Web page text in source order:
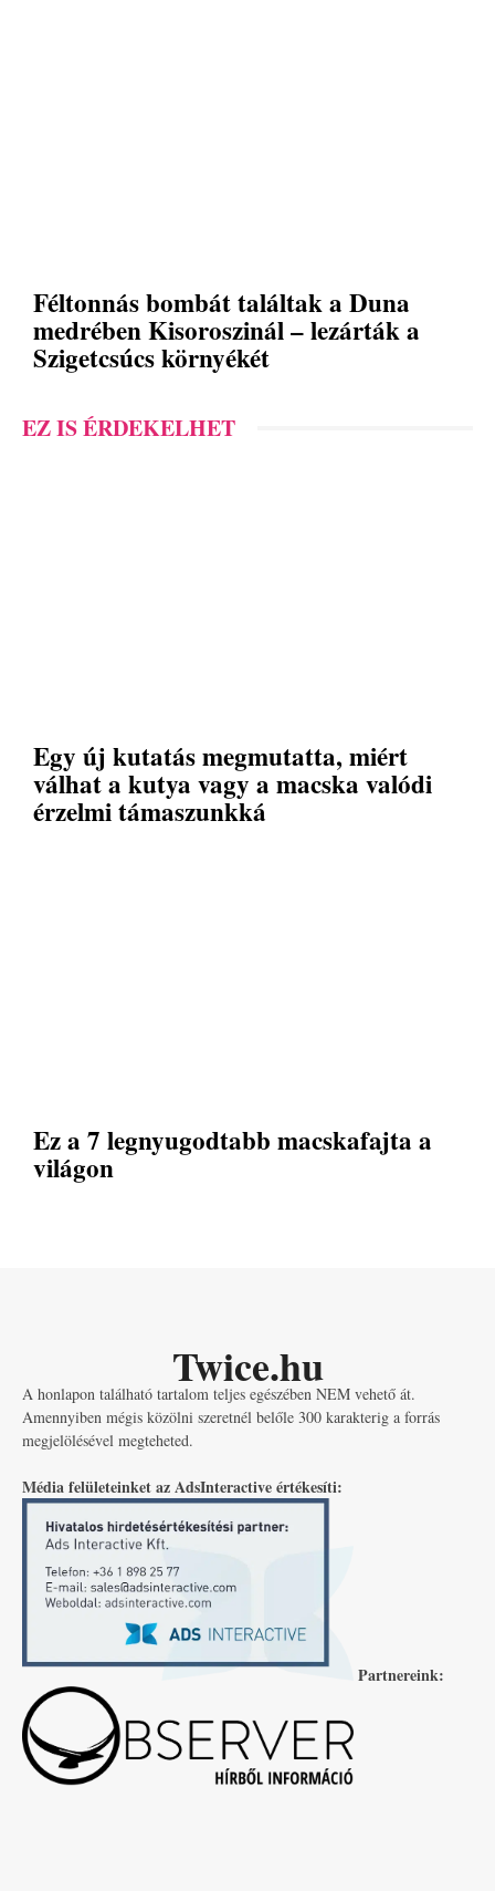
Féltonnás bombát találtak a Duna
medrében Kisoroszinál – lezárták a
Szigetcsúcs környékét
EZ IS ÉRDEKELHET
Egy új kutatás megmutatta, miért
válhat a kutya vagy a macska valódi
érzelmi támaszunkká
Ez a 7 legnyugodtabb macskafajta a
világon
Twice.hu
A honlapon található tartalom teljes egészében NEM vehető át.
Amennyiben mégis közölni szeretnél belőle 300 karakterig a forrás
megjelölésével megteheted.
Média felületeinket az AdsInteractive értékesíti:
Partnereink: